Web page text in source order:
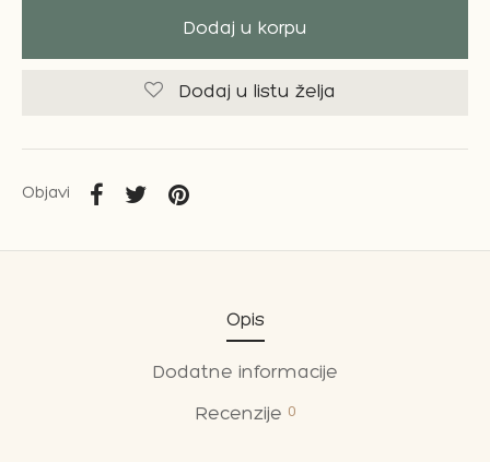
Dodaj u korpu
Dodaj u listu želja
Objavi
Opis
Dodatne informacije
Recenzije 0